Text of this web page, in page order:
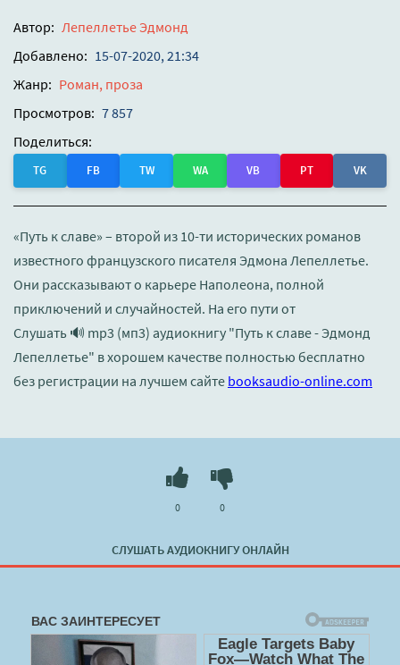
Автор: Лепеллетье Эдмонд
Добавлено: 15-07-2020, 21:34
Жанр: Роман, проза
Просмотров: 7 857
Поделиться:
TG FB TW WA VB PT VK
«Путь к славе» – второй из 10-ти исторических романов
известного французского писателя Эдмона Лепеллетье.
Они рассказывают о карьере Наполеона, полной
приключений и случайностей. На его пути от
Слушать 🔊 mp3 (мп3) аудиокнигу "Путь к славе - Эдмонд
Лепеллетье" в хорошем качестве полностью бесплатно
без регистрации на лучшем сайте booksaudio-online.com
СЛУШАТЬ АУДИОКНИГУ ОНЛАЙН
0 0